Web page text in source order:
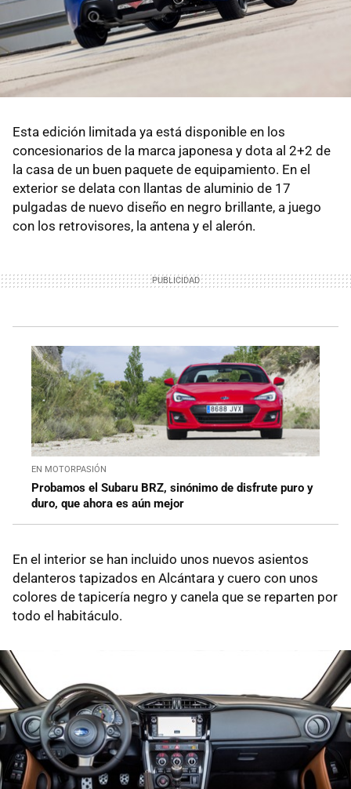
Esta edición limitada ya está disponible en los
concesionarios de la marca japonesa y dota al 2+2 de
la casa de un buen paquete de equipamiento. En el
exterior se delata con llantas de aluminio de 17
pulgadas de nuevo diseño en negro brillante, a juego
con los retrovisores, la antena y el alerón.
EN MOTORPASIÓN
Probamos el Subaru BRZ, sinónimo de disfrute puro y
duro, que ahora es aún mejor
En el interior se han incluido unos nuevos asientos
delanteros tapizados en Alcántara y cuero con unos
colores de tapicería negro y canela que se reparten por
todo el habitáculo.